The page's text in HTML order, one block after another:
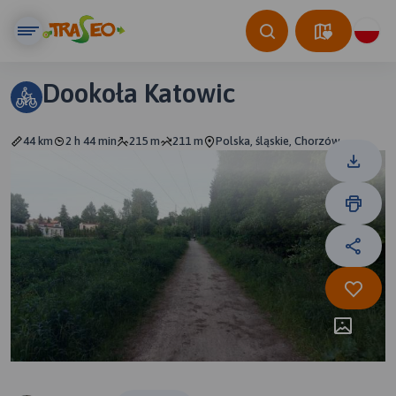
Dookoła Katowic
44 km 2 h 44 min 215 m 211 m Polska, śląskie, Chorzów